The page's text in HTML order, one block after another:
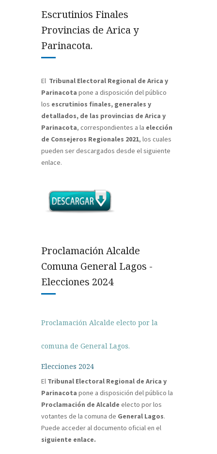
Escrutinios Finales
Provincias de Arica y
Parinacota.
El Tribunal Electoral Regional de Arica y
Parinacota pone a disposición del público
los escrutinios finales, generales y
detallados, de las provincias de Arica y
Parinacota, correspondientes a la elección
de Consejeros Regionales 2021, los cuales
pueden ser descargados desde el siguiente
enlace.
Proclamación Alcalde
Comuna General Lagos -
Elecciones 2024
Proclamación Alcalde electo por la
comuna de General Lagos.
Elecciones 2024
El Tribunal Electoral Regional de Arica y
Parinacota pone a disposición del público la
Proclamación de Alcalde electo por los
votantes de la comuna de General Lagos.
Puede acceder al documento oficial en el
siguiente enlace.